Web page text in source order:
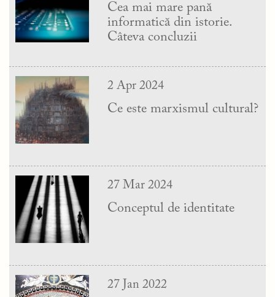
Cea mai mare pană
informatică din istorie.
Câteva concluzii
2 Apr 2024
Ce este marxismul cultural?
27 Mar 2024
Conceptul de identitate
27 Jan 2022